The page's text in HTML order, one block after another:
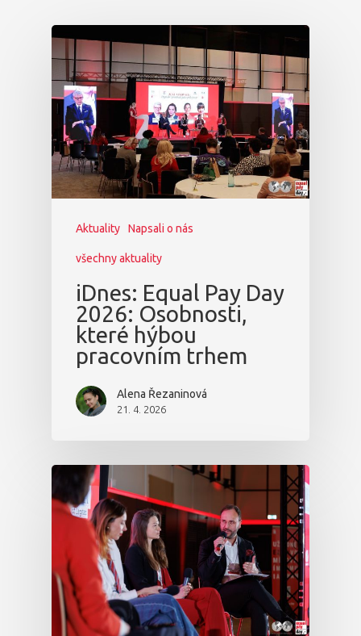
Aktuality Napsali o nás
všechny aktuality
iDnes: Equal Pay Day
2026: Osobnosti,
které hýbou
pracovním trhem
Alena Řezaninová
21. 4. 2026